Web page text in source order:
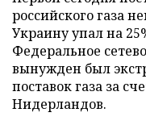
российского газа
Украину упал на
Федеральное
вынужден был
поставок газа за
Нидерландов.